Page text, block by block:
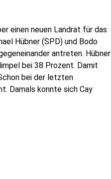
einen neuen Landrat für das
Hübner (SPD) und Bodo
antreten. Hübner
bei 38 Prozent. Damit
bei der letzten
Damals konnte sich Cay